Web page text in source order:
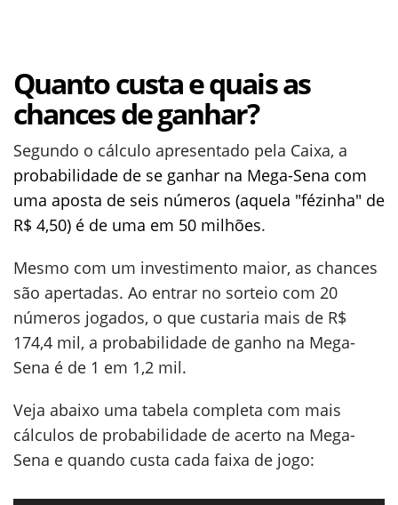
Quanto custa e quais as
chances de ganhar?
Segundo o cálculo apresentado pela Caixa, a
probabilidade de se ganhar na Mega-Sena com
uma aposta de seis números (aquela "fézinha" de
R$ 4,50) é de uma em 50 milhões.
Mesmo com um investimento maior, as chances
são apertadas. Ao entrar no sorteio com 20
números jogados, o que custaria mais de R$
174,4 mil, a probabilidade de ganho na Mega-
Sena é de 1 em 1,2 mil.
Veja abaixo uma tabela completa com mais
cálculos de probabilidade de acerto na Mega-
Sena e quando custa cada faixa de jogo: